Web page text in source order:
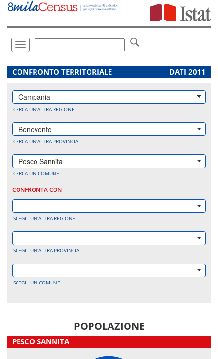
Vai
direttamente
Toggle
navigation
.
CONFRONTO TERRITORIALE DATI 2011
Campania
CERCA UN'ALTRA REGIONE
Benevento
CERCA UN'ALTRA PROVINCIA
Pesco Sannita
CERCA UN COMUNE
CONFRONTA CON
SCEGLI UN'ALTRA REGIONE
SCEGLI UN'ALTRA PROVINCIA
SCEGLI UN COMUNE
POPOLAZIONE
PESCO SANNITA